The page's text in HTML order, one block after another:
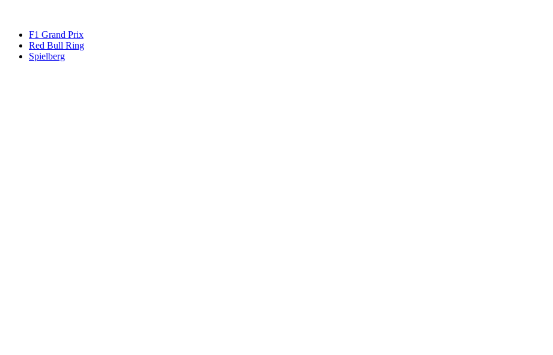
F1 Grand Prix
Red Bull Ring
Spielberg